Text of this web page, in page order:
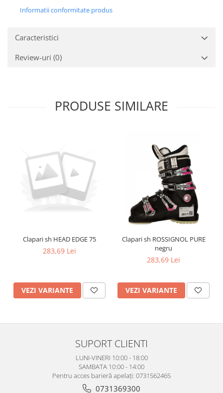
Informatii conformitate produs
Caracteristici
Review-uri (0)
PRODUSE SIMILARE
Clapari sh HEAD EDGE 75
283,69 Lei
VEZI VARIANTE
Clapari sh ROSSIGNOL PURE
negru
283,69 Lei
VEZI VARIANTE
SUPORT CLIENTI
LUNI-VINERI 10:00 - 18:00
SAMBATA 10:00 - 14:00
Pentru acces barieră apelați: 0731562465
0731369300